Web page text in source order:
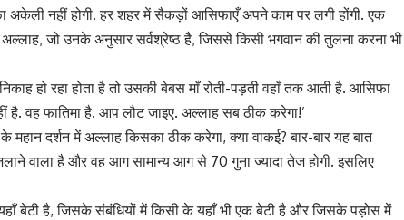
अकेली नहीं होगी. हर शहर में सैकड़ों आसिफाएँ अपने काम पर लगी होंगी. एक
जो उनके अनुसार सर्वश्रेष्ठ है, जिससे किसी भगवान की तुलना करना भी
हो रहा होता है तो उसकी बेबस माँ रोती-पड़ती वहाँ तक आती है. आसिफा
है. वह फातिमा है. आप लौट जाइए. अल्लाह सब ठीक करेगा!’
दर्शन में अल्लाह किसका ठीक करेगा, क्या वाकई? बार-बार यह बात
वाला है और वह आग सामान्य आग से 70 गुना ज्यादा तेज होगी. इसलिए
बेटी है, जिसके संबंधियों में किसी के यहाँ भी एक बेटी है और जिसके पड़ोस में